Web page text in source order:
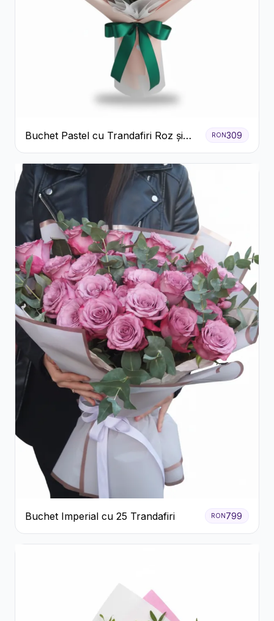
Buchet Pastel cu Trandafiri Roz și
Albi
RON309
Buchet Imperial cu 25 Trandafiri RON 799